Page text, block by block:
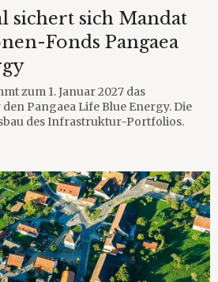
sichert sich Mandat
Fonds Pangaea
zum 1. Januar 2027 das
Pangaea Life Blue Energy. Die
des Infrastruktur-Portfolios.